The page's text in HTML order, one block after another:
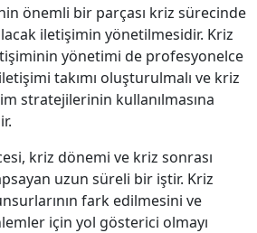
önemli bir parçası kriz sürecinde
iletişimin yönetilmesidir. Kriz
yönetimi de profesyonelce
takımı oluşturulmalı ve kriz
stratejilerinin kullanılmasına
kriz dönemi ve kriz sonrası
uzun süreli bir iştir. Kriz
fark edilmesini ve
için yol gösterici olmayı